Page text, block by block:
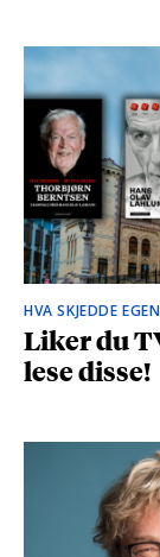
HVA SKJEDDE
Liker du
lese disse!